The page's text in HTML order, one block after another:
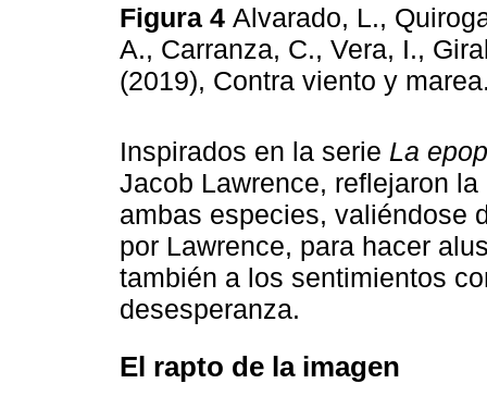
Figura 4 Alvarado, L.,
A., Carranza, C., Vera, I.,
(2019), Contra viento y
Inspirados en la serie La
Jacob Lawrence, reflejaron
ambas especies, valiéndose
por Lawrence, para hacer
también a los sentimientos
desesperanza.
El rapto de la imagen